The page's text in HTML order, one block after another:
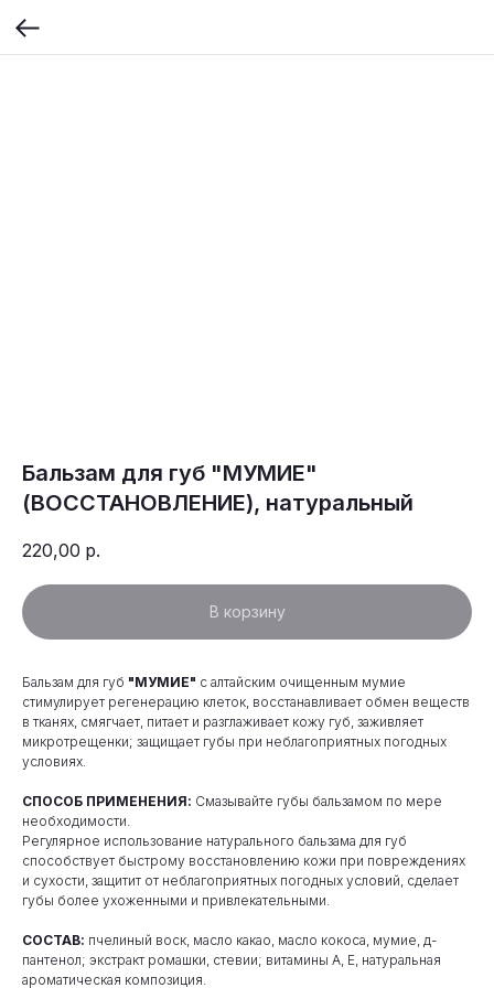
Бальзам для губ "МУМИЕ"
(ВОССТАНОВЛЕНИЕ), натуральный
220,00 р.
В корзину
Бальзам для губ "МУМИЕ" с алтайским очищенным мумие
стимулирует регенерацию клеток, восстанавливает обмен веществ
в тканях, смягчает, питает и разглаживает кожу губ, заживляет
микротрещенки; защищает губы при неблагоприятных погодных
условиях.
СПОСОБ ПРИМЕНЕНИЯ: Смазывайте губы бальзамом по мере
необходимости.
Регулярное использование натурального бальзама для губ
способствует быстрому восстановлению кожи при повреждениях
и сухости, защитит от неблагоприятных погодных условий, сделает
губы более ухоженными и привлекательными.
СОСТАВ: пчелиный воск, масло какао, масло кокоса, мумие, д-
пантенол; экстракт ромашки, стевии; витамины А, Е, натуральная
ароматическая композиция.